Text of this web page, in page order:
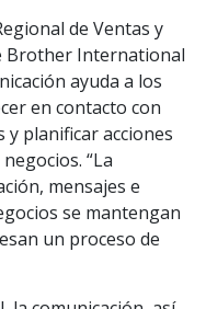
de Ventas y
Brother International
ayuda a los
en contacto con
planificar acciones
“La
mensajes e
se mantengan
un proceso de